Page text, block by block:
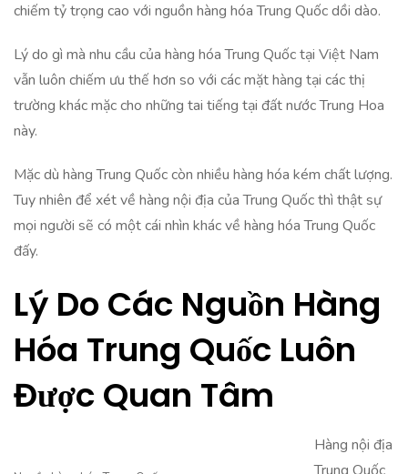
chiếm tỷ trọng cao với nguồn hàng hóa Trung Quốc dồi dào.
Lý do gì mà nhu cầu của hàng hóa Trung Quốc tại Việt Nam
vẫn luôn chiếm ưu thế hơn so với các mặt hàng tại các thị
trường khác mặc cho những tai tiếng tại đất nước Trung Hoa
này.
Mặc dù hàng Trung Quốc còn nhiều hàng hóa kém chất lượng.
Tuy nhiên để xét về hàng nội địa của Trung Quốc thì thật sự
mọi người sẽ có một cái nhìn khác ­­­về hàng hóa Trung Quốc
đấy.
Lý Do Các Nguồn Hàng
Hóa Trung Quốc Luôn
Được Quan Tâm
Hàng nội địa